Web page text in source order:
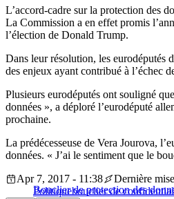
L’accord-cadre sur la protection des
La Commission a en effet promis
l’élection de Donald Trump.
Dans leur résolution, les eurodéputés
des enjeux ayant contribué à l’échec
Plusieurs eurodéputés ont souligné
données », a déploré l’eurodéputé
prochaine.
La prédécesseuse de Vera Jourova,
données. « J’ai le sentiment que le
Bouclier de protection des
Apr 7, 2017 - 11:38
Dernière
Politiquebouclier de